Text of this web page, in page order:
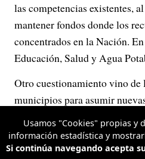
las competencias existentes,
mantener fondos donde los
concentrados en la Nación.
Educación, Salud y Agua
Otro cuestionamiento vino de
municipios para asumir
de Fedemunicipios alertó que
no cuentan con la capacidad
para hacerse cargo de las
Usamos "Cookies" propias y
información estadística y
Si continúa navegando acepta